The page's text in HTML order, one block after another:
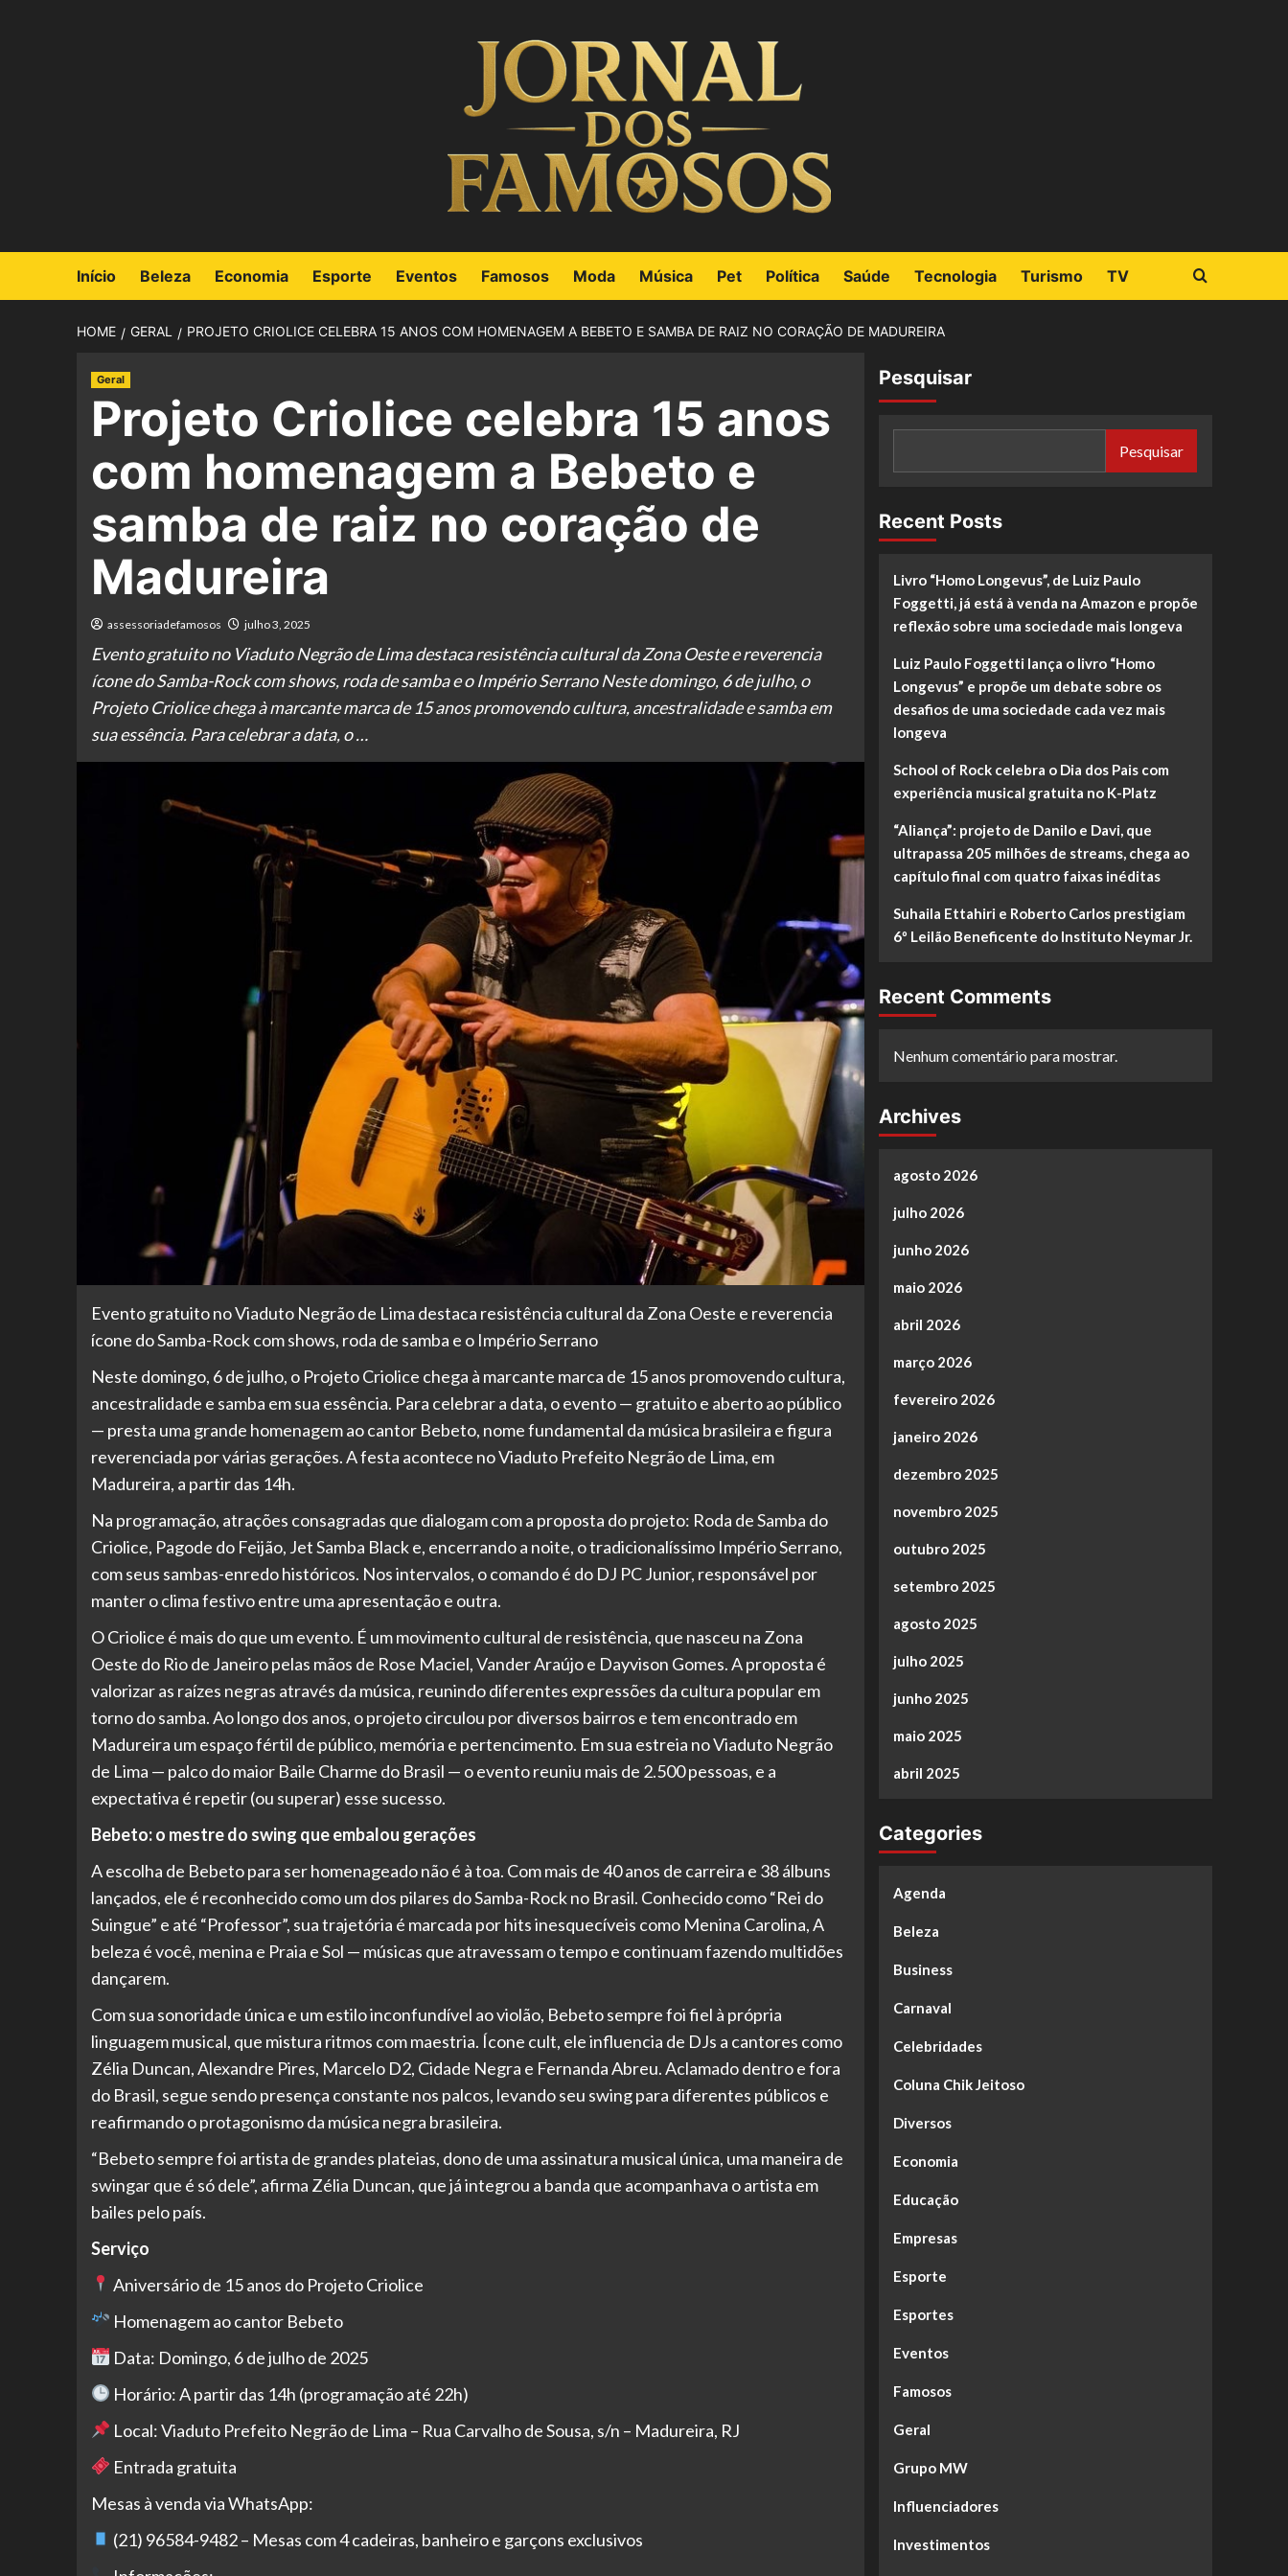
Início Beleza Economia Esporte Eventos Famosos Moda Música Pet Política Saúde Tecnologia Turismo TV
HOME GERAL PROJETO CRIOLICE CELEBRA 15 ANOS COM HOMENAGEM A BEBETO E SAMBA DE RAIZ NO CORAÇÃO DE MADUREIRA
Geral
Projeto Criolice celebra 15 anos
com homenagem a Bebeto e
samba de raiz no coração de
Madureira
assessoriadefamosos julho 3, 2025
Evento gratuito no Viaduto Negrão de Lima destaca resistência cultural da Zona Oeste e reverencia
ícone do Samba-Rock com shows, roda de samba e o Império Serrano Neste domingo, 6 de julho, o
Projeto Criolice chega à marcante marca de 15 anos promovendo cultura, ancestralidade e samba em
sua essência. Para celebrar a data, o …
Evento gratuito no Viaduto Negrão de Lima destaca resistência cultural da Zona Oeste e reverencia
ícone do Samba-Rock com shows, roda de samba e o Império Serrano
Neste domingo, 6 de julho, o Projeto Criolice chega à marcante marca de 15 anos promovendo cultura,
ancestralidade e samba em sua essência. Para celebrar a data, o evento — gratuito e aberto ao público
— presta uma grande homenagem ao cantor Bebeto, nome fundamental da música brasileira e figura
reverenciada por várias gerações. A festa acontece no Viaduto Prefeito Negrão de Lima, em
Madureira, a partir das 14h.
Na programação, atrações consagradas que dialogam com a proposta do projeto: Roda de Samba do
Criolice, Pagode do Feijão, Jet Samba Black e, encerrando a noite, o tradicionalíssimo Império Serrano,
com seus sambas-enredo históricos. Nos intervalos, o comando é do DJ PC Junior, responsável por
manter o clima festivo entre uma apresentação e outra.
O Criolice é mais do que um evento. É um movimento cultural de resistência, que nasceu na Zona
Oeste do Rio de Janeiro pelas mãos de Rose Maciel, Vander Araújo e Dayvison Gomes. A proposta é
valorizar as raízes negras através da música, reunindo diferentes expressões da cultura popular em
torno do samba. Ao longo dos anos, o projeto circulou por diversos bairros e tem encontrado em
Madureira um espaço fértil de público, memória e pertencimento. Em sua estreia no Viaduto Negrão
de Lima — palco do maior Baile Charme do Brasil — o evento reuniu mais de 2.500 pessoas, e a
expectativa é repetir (ou superar) esse sucesso.
Bebeto: o mestre do swing que embalou gerações
A escolha de Bebeto para ser homenageado não é à toa. Com mais de 40 anos de carreira e 38 álbuns
lançados, ele é reconhecido como um dos pilares do Samba-Rock no Brasil. Conhecido como “Rei do
Suingue” e até “Professor”, sua trajetória é marcada por hits inesquecíveis como Menina Carolina, A
beleza é você, menina e Praia e Sol — músicas que atravessam o tempo e continuam fazendo multidões
dançarem.
Com sua sonoridade única e um estilo inconfundível ao violão, Bebeto sempre foi fiel à própria
linguagem musical, que mistura ritmos com maestria. Ícone cult, ele influencia de DJs a cantores como
Zélia Duncan, Alexandre Pires, Marcelo D2, Cidade Negra e Fernanda Abreu. Aclamado dentro e fora
do Brasil, segue sendo presença constante nos palcos, levando seu swing para diferentes públicos e
reafirmando o protagonismo da música negra brasileira.
“Bebeto sempre foi artista de grandes plateias, dono de uma assinatura musical única, uma maneira de
swingar que é só dele”, afirma Zélia Duncan, que já integrou a banda que acompanhava o artista em
bailes pelo país.
Serviço
Aniversário de 15 anos do Projeto Criolice
Homenagem ao cantor Bebeto
Data: Domingo, 6 de julho de 2025
Horário: A partir das 14h (programação até 22h)
Local: Viaduto Prefeito Negrão de Lima – Rua Carvalho de Sousa, s/n – Madureira, RJ
Entrada gratuita
Mesas à venda via WhatsApp:
(21) 96584-9482 – Mesas com 4 cadeiras, banheiro e garçons exclusivos
Pesquisar
Pesquisar
Recent Posts
Livro “Homo Longevus”, de Luiz Paulo
Foggetti, já está à venda na Amazon e propõe
reflexão sobre uma sociedade mais longeva
Luiz Paulo Foggetti lança o livro “Homo
Longevus” e propõe um debate sobre os
desafios de uma sociedade cada vez mais
longeva
School of Rock celebra o Dia dos Pais com
experiência musical gratuita no K-Platz
“Aliança”: projeto de Danilo e Davi, que
ultrapassa 205 milhões de streams, chega ao
capítulo final com quatro faixas inéditas
Suhaila Ettahiri e Roberto Carlos prestigiam
6º Leilão Beneficente do Instituto Neymar Jr.
Recent Comments
Nenhum comentário para mostrar.
Archives
agosto 2026
julho 2026
junho 2026
maio 2026
abril 2026
março 2026
fevereiro 2026
janeiro 2026
dezembro 2025
novembro 2025
outubro 2025
setembro 2025
agosto 2025
julho 2025
junho 2025
maio 2025
abril 2025
Categories
Agenda
Beleza
Business
Carnaval
Celebridades
Coluna Chik Jeitoso
Diversos
Economia
Educação
Empresas
Esporte
Esportes
Eventos
Famosos
Geral
Grupo MW
Influenciadores
Investimentos